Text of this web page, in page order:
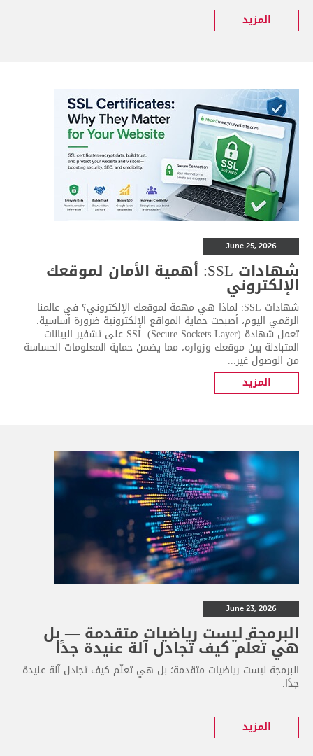
المزيد
June 25, 2026
شهادات SSL: أهمية الأمان لموقعك
الإلكتروني
شهادات SSL: لماذا هي مهمة لموقعك الإلكتروني؟ في عالمنا
الرقمي اليوم، أصبحت حماية المواقع الإلكترونية ضرورة أساسية.
تعمل شهادة SSL (Secure Sockets Layer) على تشفير البيانات
المتبادلة بين موقعك وزواره، مما يضمن حماية المعلومات الحساسة
من الوصول غير...
المزيد
June 23, 2026
البرمجة ليست رياضيات متقدمة — بل
هي تعلّم كيف تجادل آلة عنيدة جدًا
البرمجة ليست رياضيات متقدمة؛ بل هي تعلّم كيف تجادل آلة عنيدة
جدًا.
المزيد